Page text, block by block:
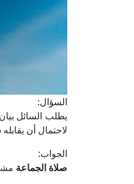
السؤال:
يطلب السائل
لاحتمال أن
الجواب:
صلاة الجماعة